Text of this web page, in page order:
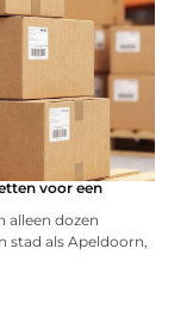
voor een
alleen dozen
stad als Apeldoorn,